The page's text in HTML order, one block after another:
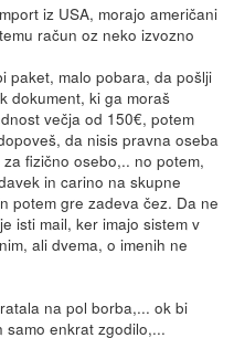
iz USA, morajo američani
račun oz neko izvozno
paket, malo pobara, da pošlji
dokument, ki ga moraš
večja od 150€, potem
da nisis pravna oseba
fizično osebo,.. no potem,
in carino na skupne
potem gre zadeva čez. Da ne
isti mail, ker imajo sistem v
ali dvema, o imenih ne
na pol borba,... ok bi
samo enkrat zgodilo,...